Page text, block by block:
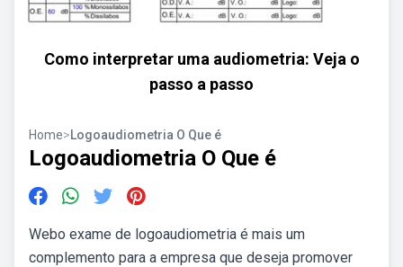
Como interpretar uma audiometria: Veja o
passo a passo
Home>Logoaudiometria O Que é
Logoaudiometria O Que é
Webo exame de logoaudiometria é mais um
complemento para a empresa que deseja promover